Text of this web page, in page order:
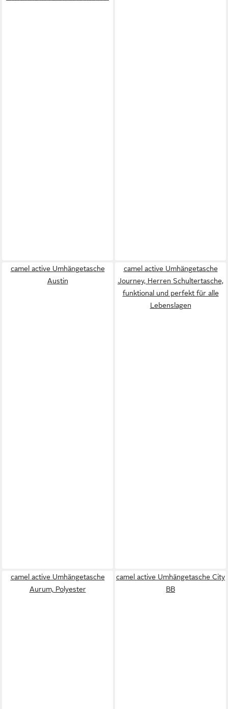
camel active Umhängetasche
Austin
camel active Umhängetasche
Journey, Herren Schultertasche,
funktional und perfekt für alle
Lebenslagen
camel active Umhängetasche
Aurum, Polyester
camel active Umhängetasche City
BB